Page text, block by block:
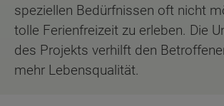
speziellen Bedürfnissen oft nicht
tolle Ferienfreizeit zu erleben. Die
des Projekts verhilft den
mehr Lebensqualität.